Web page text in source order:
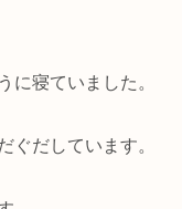
に寝ていました。
ぐだしています。